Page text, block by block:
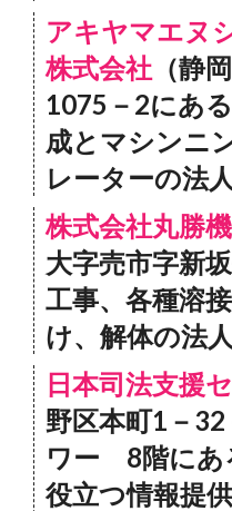
アキヤマエヌ
株式会社 （静
1075－2にあ
成とマシンニ
レーターの法人
株式会社丸勝
大字売市字新
工事、各種溶
け、解体の法人
日本司法支援
野区本町1－
ワー 8階にあ
役立つ情報提